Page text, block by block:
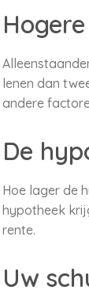
lenen dan
andere
De
Hoe lager de
hypotheek
rente.
Uw